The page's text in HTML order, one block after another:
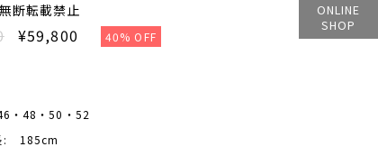
断転載禁止
¥59,800 40% OFF
・48・50・52
185cm
ONLINE
SHOP